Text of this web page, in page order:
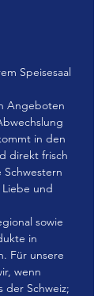
Speisesaal
Angeboten
in den
direkt frisch
und
sowie
in
Für unsere
wenn
der Schweiz;